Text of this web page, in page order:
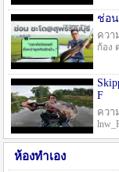
ช่อ
ควา
ก้อง
F
ควา
ห้องทำเอง